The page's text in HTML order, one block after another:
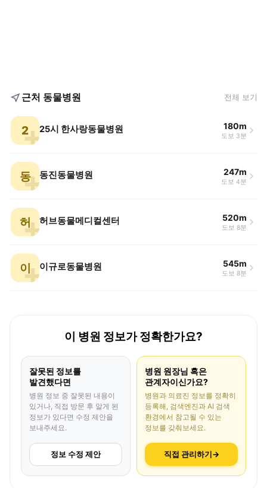
근처 동물병원 전체 보기
2 25시 한사랑동물병원 180m
도보 3분
동 동진동물병원 247m
도보 4분
허 허브동물메디컬센터 520m
도보 8분
이 이규로동물병원 545m
도보 8분
이 병원 정보가 정확한가요?
잘못된 정보를
발견했다면
병원 정보 중 잘못된 내용이
있거나, 직접 방문 후 알게 된
정보가 있다면 수정 제안을
보내주세요.
정보 수정 제안
병원 원장님 혹은
관계자이신가요?
병원과 의료진 정보를 정확히
등록해, 검색엔진과 AI 검색
환경에서 참고될 수 있는
정보를 갖춰보세요.
직접 관리하기→